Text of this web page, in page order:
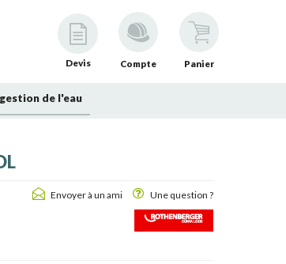
Devis Compte Panier
de l'eau
Envoyer à un ami Une question ?